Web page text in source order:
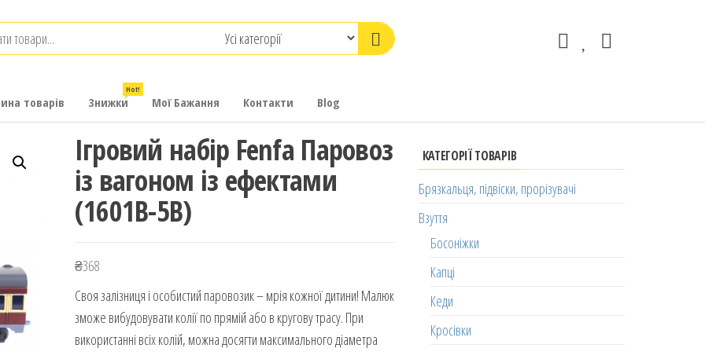
товарів Знижки
Hot!
Мої Бажання Контакти Blog
Ігровий набір Fenfa Паровоз
із вагоном із ефектами
(1601B-5B)
₴368
Своя залізниця і особистий паровозик – мрія кожної дитини! Малюк
зможе вибудовувати колії по прямій або в кругову трасу. При
використанні всіх колій, можна досягти максимального діаметра
КАТЕГОРІЇ ТОВАРІВ
Брязкальця, підвіски, прорізувачі
Взуття
Босоніжки
Капці
Кеди
Кросівки